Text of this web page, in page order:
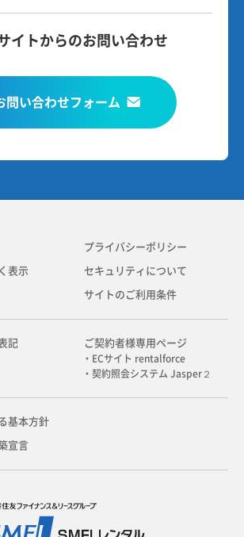
イトからのお問い合わせ
問い合わせフォーム
表示
プライバシーポリシー
セキュリティについて
サイトのご利用条件
記 ご契約者様専用ページ
・ECサイト rentalforce
・契約照会システム Jasper２
基本方針
宣言